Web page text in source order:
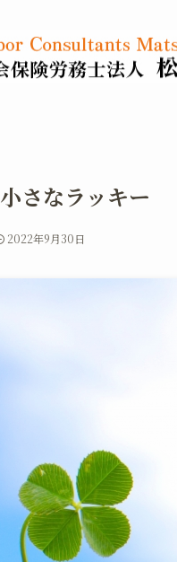
小さなラッキー
2022年9月30日